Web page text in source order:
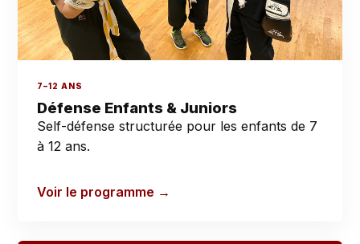
7–12 ANS
Défense Enfants & Juniors
Self-défense structurée pour les enfants de 7
à 12 ans.
Voir le programme →